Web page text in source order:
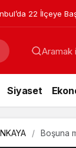
22 İlçeye
Aramak
Siyaset
Boşuna